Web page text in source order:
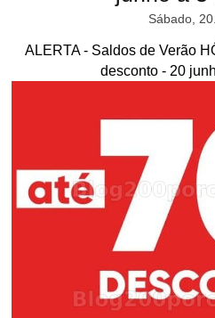
Sábado,
ALERTA - Saldos de Verão
desconto - 20